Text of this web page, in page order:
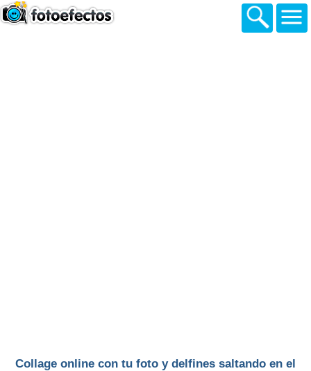
Collage online con tu foto y delfines saltando en el